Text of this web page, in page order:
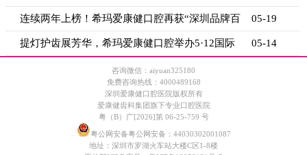
“深圳品牌百 05-19
办5·12国际 05-14
关键指标
间隙保持器戴多久能拆？恒牙萌
诊时间
意大利种植博士到访希玛爱康健
技术新思
咨询微信：aiyuan325180
免费咨询热线：4000489168
深圳爱康健口腔医院版权所有
爱康健齿科集团旗下专业口腔医院
粤（B）广[2026]第 06-25-759 号
粤公网安备粤公网安备：44030302001087
地址：深圳市罗湖火车站大楼C区1-8楼